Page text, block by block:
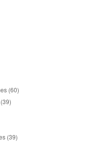
(60)
(39)
(39)